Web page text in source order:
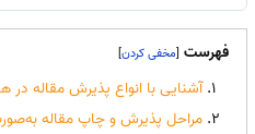
فهرست [
]
آشنایی با انواع پذیرش مقاله
مراحل پذیرش و چاپ مقاله